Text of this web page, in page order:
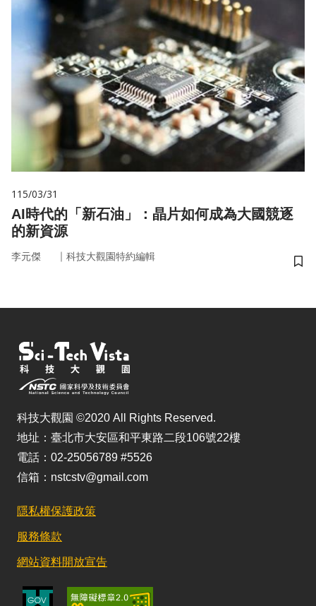
115/03/31
AI時代的「新石油」：晶片如何成為大國競逐
的新資源
李元傑 ｜ 科技大觀園特約編輯
儲
科技大觀園 ©2020 All Rights Reserved.
地址：臺北市大安區和平東路二段106號22樓
電話：02-25056789 #5526
信箱：nstcstv@gmail.com
隱私權保護政策
服務條款
網站資料開放宣告